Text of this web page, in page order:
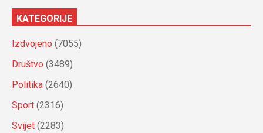
KATEGORIJE
Izdvojeno (7055)
Društvo (3489)
Politika (2640)
Sport (2316)
Svijet (2283)